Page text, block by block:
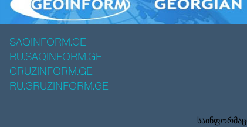
SAQINFORM.GE
RU.SAQINFORM.GE
GRUZINFORM.GE
RU.GRUZINFORM.GE